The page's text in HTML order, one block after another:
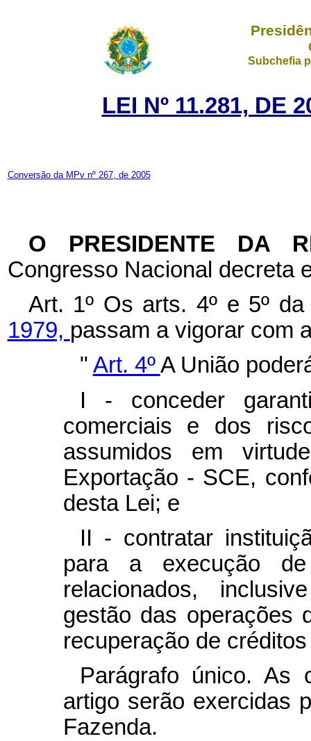
Subchefia
LEI Nº 11.281, DE
Conversão da MPv nº 267, de 2005
O PRESIDENTE DA
Congresso Nacional decreta
Art. 1º Os arts. 4º e 5º
1979, passam a vigorar com
" Art. 4ºA União
I - conceder
comerciais e dos
assumidos em
Exportação - SCE,
desta Lei; e
II - contratar
para a execução
relacionados,
gestão das operações
recuperação de
Parágrafo único. As
artigo serão exercidas
Fazenda.